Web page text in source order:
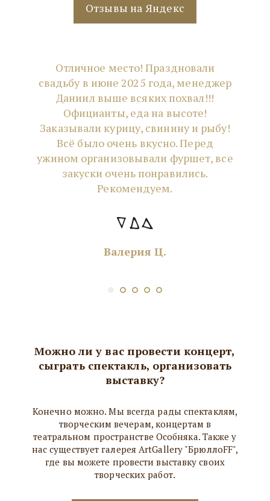
Отзывы на Яндекс
Отличное место! Праздновали
свадьбу в июне 2025 года, менеджер
Даниил выше всяких похвал!!!
Официанты, еда на высоте!
Заказывали курицу, свинину и рыбу!
Всё было очень вкусно. Перед
ужином организовывали фуршет, все
закуски очень понравились.
Рекомендуем.
Валерия Ц.
Можно ли у вас провести концерт,
сыграть спектакль, организовать
выставку?
Конечно можно. Мы всегда рады спектаклям,
творческим вечерам, концертам в
театральном пространстве Особняка. Также у
нас существует галерея ArtGallery "БрюллоFF",
где вы можете провести выставку своих
творческих работ.